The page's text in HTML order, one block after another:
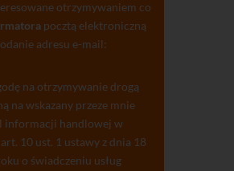
otrzymywaniem co
pocztą elektroniczną
adresu e-mail:
na otrzymywanie drogą
na wskazany przeze mnie
informacji handlowej w
10 ust. 1 ustawy z dnia 18
o świadczeniu usług